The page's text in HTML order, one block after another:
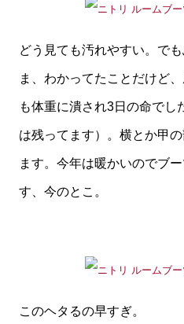
どう見ても汚れやすい。で
ま、わかってたことだけど
も体重に潰され3日の命でし
は残ってます）。横とか甲
ます。今年は暖かいのでブ
す、今のとこ。
このヘタるの早すぎ。